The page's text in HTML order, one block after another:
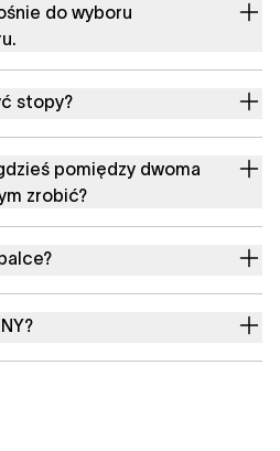
do wyboru
stopy?
pomiędzy dwoma
zrobić?